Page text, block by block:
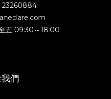
23260884
五 09:30～18:00
們